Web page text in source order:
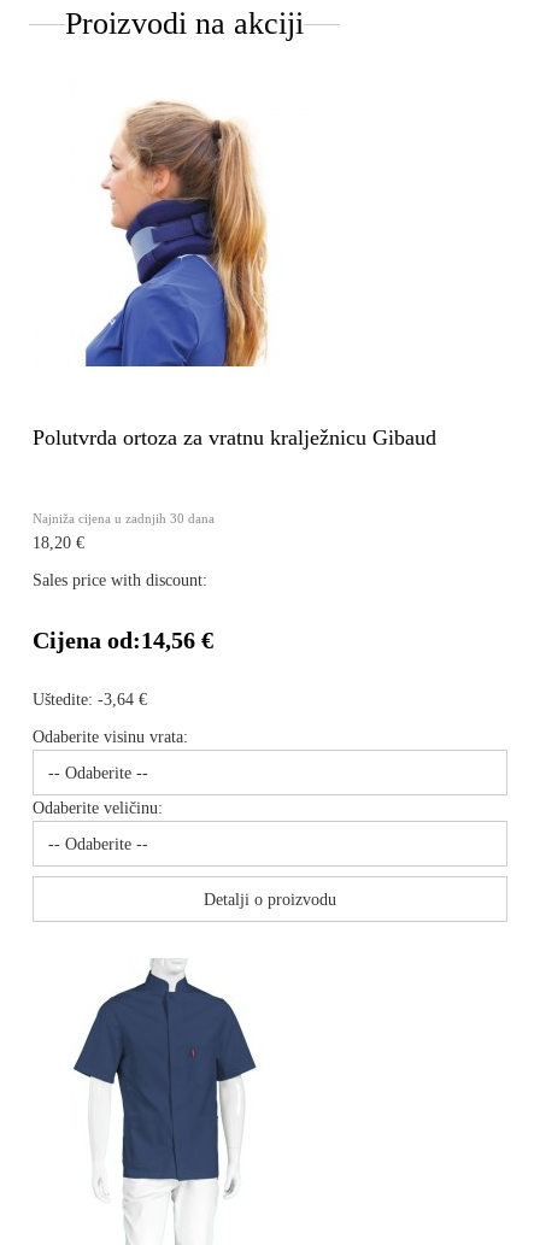
Proizvodi na akciji
Polutvrda ortoza za vratnu kralježnicu Gibaud
Najniža cijena u zadnjih 30 dana
18,20 €
Sales price with discount:
Cijena od:14,56 €
Uštedite: -3,64 €
Odaberite visinu vrata:
Odaberite veličinu:
Detalji o proizvodu